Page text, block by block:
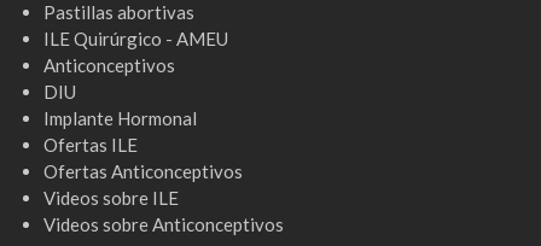
Pastillas abortivas
ILE Quirúrgico - AMEU
Anticonceptivos
DIU
Implante Hormonal
Ofertas ILE
Ofertas Anticonceptivos
Videos sobre ILE
Videos sobre Anticonceptivos